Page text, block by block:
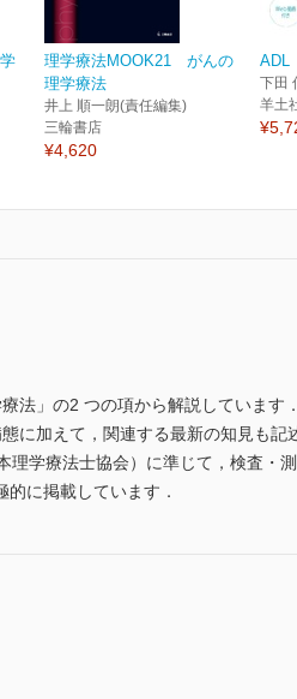
理学療法MOOK21 がんの
理学療法
井上 順一朗(責任編集)
三輪書店
¥4,620
下田
羊土
法」の2 つの項から解説しています．
に加えて，関連する最新の知見も記
学療法士協会）に準じて，検査・
に掲載しています．